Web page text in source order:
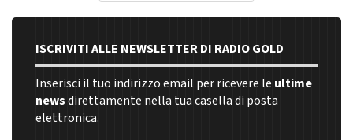
ISCRIVITI ALLE NEWSLETTER DI RADIO GOLD
Inserisci il tuo indirizzo email per ricevere le ultime
newsdirettamente nella tua casella di posta
elettronica.